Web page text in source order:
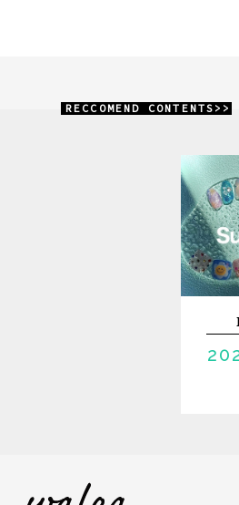
RECCOMEND CONTENTS>>